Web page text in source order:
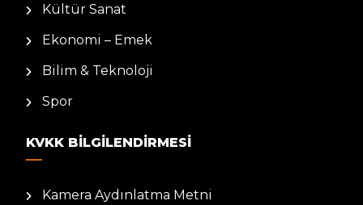
Kültür Sanat
Ekonomi – Emek
Bilim & Teknoloji
Spor
KVKK BILGILENDIRMESI
Kamera Aydınlatma Metni